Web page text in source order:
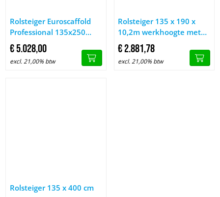
Afbeelding Rolsteiger Euroscaffold Professional 135x250
Rolsteiger Euroscaffold
Professional 135x250
14,2m werkhoogte tegen
de gevel
€5.028,00
excl. 21,00% btw
Afbeelding Rolsteiger 135 x
Rolsteiger 135 x 190 x
10,2m werkhoogte met
vario voorloopleuning
€2.881,78
excl. 21,00% btw
Afbeelding Rolsteiger 135 x 400 cm
Rolsteiger 135 x 400 cm